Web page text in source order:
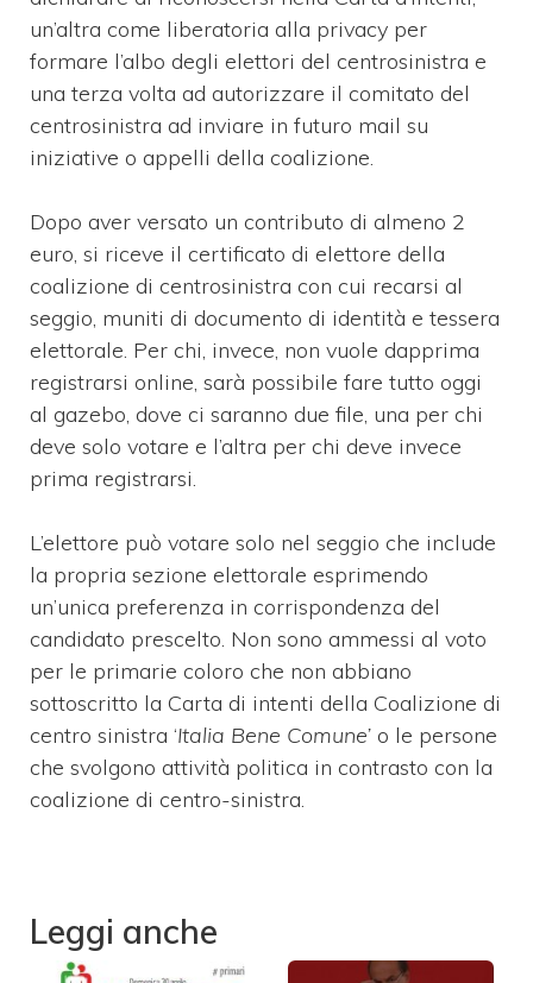
un’altra come liberatoria alla privacy per
formare l’albo degli elettori del centrosinistra e
una terza volta ad autorizzare il comitato del
centrosinistra ad inviare in futuro mail su
iniziative o appelli della coalizione.
Dopo aver versato un contributo di almeno 2
euro, si riceve il certificato di elettore della
coalizione di centrosinistra con cui recarsi al
seggio, muniti di documento di identità e tessera
elettorale. Per chi, invece, non vuole dapprima
registrarsi online, sarà possibile fare tutto oggi
al gazebo, dove ci saranno due file, una per chi
deve solo votare e l’altra per chi deve invece
prima registrarsi.
L’elettore può votare solo nel seggio che include
la propria sezione elettorale esprimendo
un’unica preferenza in corrispondenza del
candidato prescelto. Non sono ammessi al voto
per le primarie coloro che non abbiano
sottoscritto la Carta di intenti della Coalizione di
centro sinistra ‘Italia Bene Comune’ o le persone
che svolgono attività politica in contrasto con la
coalizione di centro-sinistra.
Leggi anche